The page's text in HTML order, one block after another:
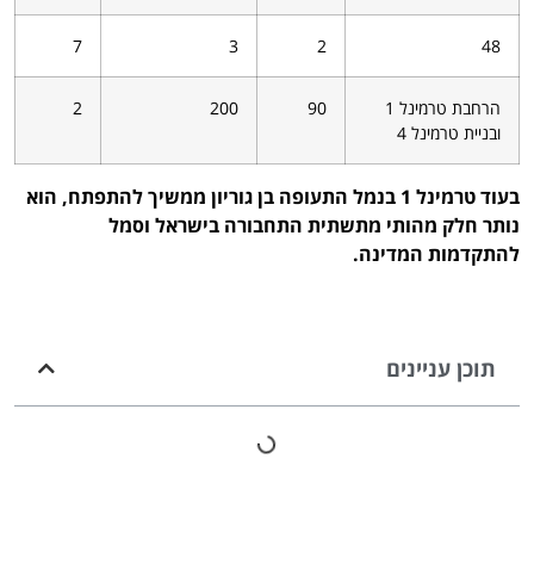
48
2
3
7
הרחבת טרמינל 1
ובניית טרמינל 4
90
200
2
בעוד טרמינל 1 בנמל התעופה בן גוריון ממשיך להתפתח, הוא
נותר חלק מהותי מתשתית התחבורה בישראל וסמל
להתקדמות המדינה.
תוכן עניינים